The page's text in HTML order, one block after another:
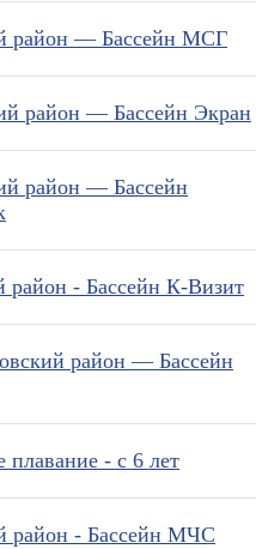
район — Бассейн МСГ
район — Бассейн Экран
район — Бассейн
район - Бассейн К-Визит
район — Бассейн
плавание - с 6 лет
район - Бассейн МЧС